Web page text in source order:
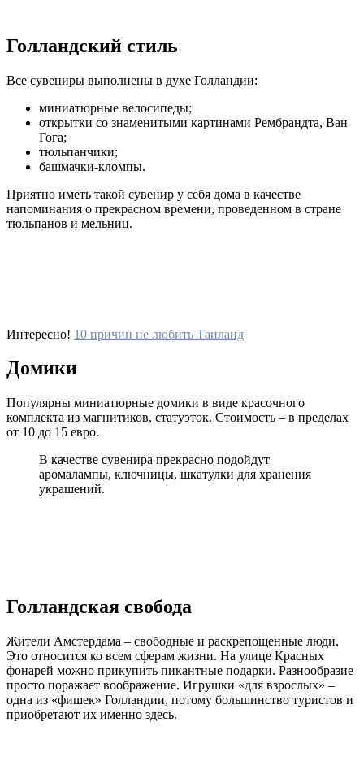
Голландский стиль
Все сувениры выполнены в духе Голландии:
миниатюрные велосипеды;
открытки со знаменитыми картинами Рембрандта, Ван
Гога;
тюльпанчики;
башмачки-кломпы.
Приятно иметь такой сувенир у себя дома в качестве
напоминания о прекрасном времени, проведенном в стране
тюльпанов и мельниц.
Интересно! 10 причин не любить Таиланд
Домики
Популярны миниатюрные домики в виде красочного
комплекта из магнитиков, статуэток. Стоимость – в пределах
от 10 до 15 евро.
В качестве сувенира прекрасно подойдут
аромалампы, ключницы, шкатулки для хранения
украшений.
Голландская свобода
Жители Амстердама – свободные и раскрепощенные люди.
Это относится ко всем сферам жизни. На улице Красных
фонарей можно прикупить пикантные подарки. Разнообразие
просто поражает воображение. Игрушки «для взрослых» –
одна из «фишек» Голландии, потому большинство туристов и
приобретают их именно здесь.